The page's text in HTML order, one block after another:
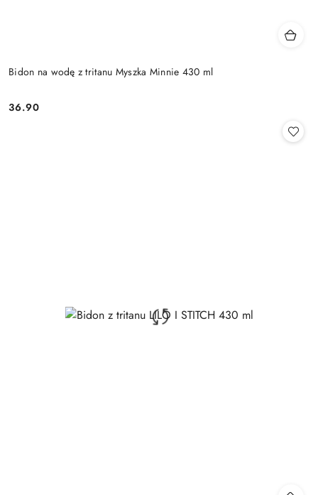
Bidon na wodę z tritanu Myszka Minnie 430 ml
Cena:
36.90